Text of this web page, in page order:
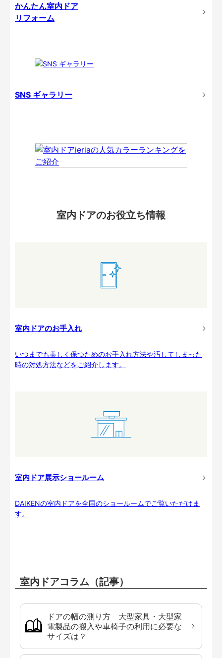
かんたん室内ドア
リフォーム
SNS ギャラリー
室内ドアのお役立ち情報
室内ドアのお手入れ
いつまでも美しく保つためのお手入れ方法や汚してしまった
時の対処方法などをご紹介します。
室内ドア展示ショールーム
DAIKENの室内ドアを全国のショールームでご覧いただけま
す。
室内ドアコラム（記事）
ドアの幅の測り方 大型家具・大型家
電製品の搬入や車椅子の利用に必要な
サイズは？